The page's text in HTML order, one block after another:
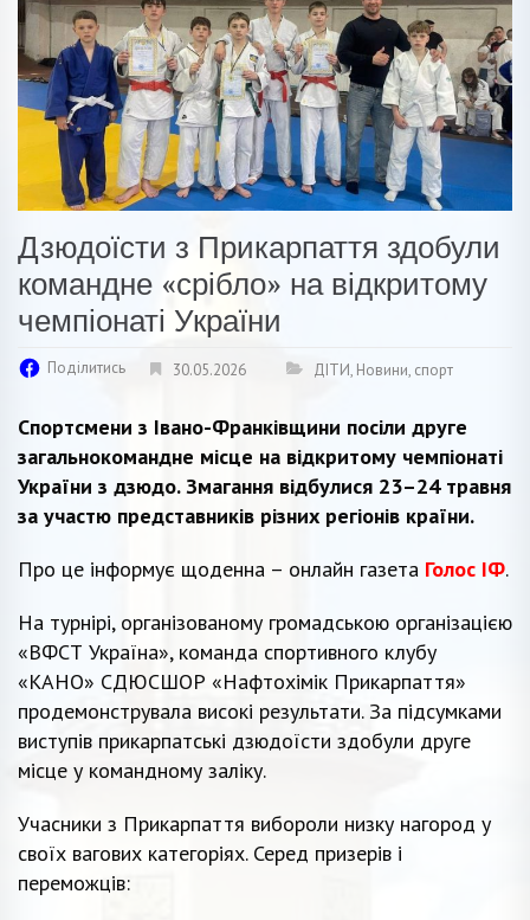
Дзюдоїсти з Прикарпаття здобули
командне «срібло» на відкритому
чемпіонаті України
Поділитись 30.05.2026 ДІТИ, Новини, спорт
Спортсмени з Івано-Франківщини посіли друге
загальнокомандне місце на відкритому чемпіонаті
України з дзюдо. Змагання відбулися 23–24 травня
за участю представників різних регіонів країни.
Про це інформує щоденна – онлайн газета Голос ІФ.
На турнірі, організованому громадською організацією
«ВФСТ Україна», команда спортивного клубу
«КАНО» СДЮСШОР «Нафтохімік Прикарпаття»
продемонструвала високі результати. За підсумками
виступів прикарпатські дзюдоїсти здобули друге
місце у командному заліку.
Учасники з Прикарпаття вибороли низку нагород у
своїх вагових категоріях. Серед призерів і
переможців: